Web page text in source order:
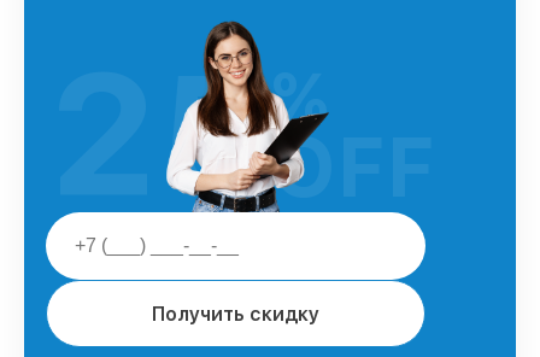
Получить скидку
25%
OFF